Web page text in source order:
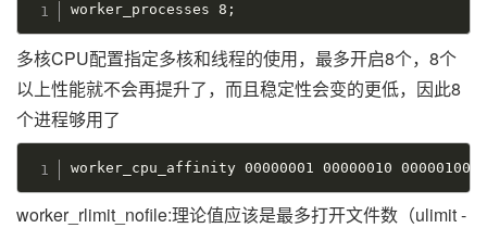
worker_processes 8 ;
多核CPU配置指定多核和线程的使用，最多开启8个，8个
以上性能就不会再提升了，而且稳定性会变的更低，因此8
个进程够用了
worker_cpu_affinity 00000001 00000010 00000100
worker_rlimit_nofile:理论值应该是最多打开文件数（ulimit -